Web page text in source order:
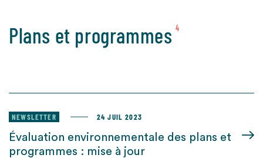
Plans et programmes 4
NEWSLETTER 24 JUIL 2023
Évaluation environnementale des plans et
programmes : mise à jour